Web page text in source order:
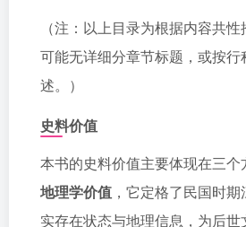
（注：以上目录为根据内容共
可能无详细分章节标题，或按行
述。）
史料价值
本书的史料价值主要体现在三个
地理学价值 ，它定格了民国时
实存在状态与地理信息，为后